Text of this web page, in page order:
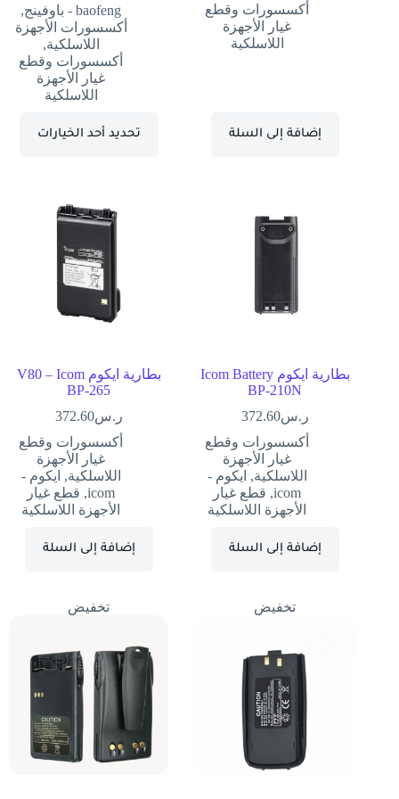
أكسسورات وقطع
غيار الأجهزة
اللاسلكية
إضافة إلى السلة
baofeng - باوفينج
,
أكسسورات الأجهزة
اللاسلكية,
أكسسورات وقطع
غيار الأجهزة
اللاسلكية
تحديد أحد الخيارات
بطارية ايكوم Icom Battery
BP-210N
ر.س372.60
أكسسورات وقطع
غيار الأجهزة
اللاسلكية, ايكوم -
icom
, قطع غيار
الأجهزة اللاسلكية
إضافة إلى السلة
بطارية ايكوم V80 – Icom
BP-265
ر.س372.60
أكسسورات وقطع
غيار الأجهزة
اللاسلكية, ايكوم -
icom
, قطع غيار
الأجهزة اللاسلكية
إضافة إلى السلة
تخفيض تخفيض